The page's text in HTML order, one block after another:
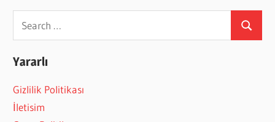
Search
for:
Search
Yararlı
Gizlilik Politikası
İletisim